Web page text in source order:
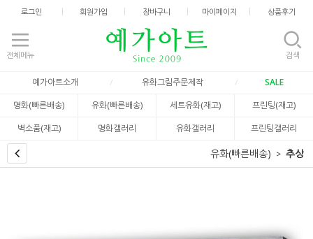
로그인 회원가입 장바구니 마이페이지 상품후기
전체메뉴 검색
예가아트소개 유화그림주문제작
SALE
명화(빠른배송)
유화(빠른배송) 세트유화(재고)
프린팅(재고)
벽소품(재고)
명화갤러리 유화갤러리 프린팅갤러리
유화(빠른배송) 추상